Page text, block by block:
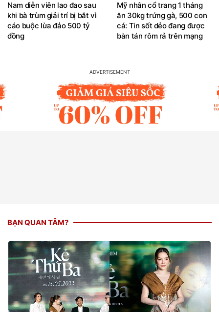
Nam diễn viên lao đao sau
khi bà trùm giải trí bị bắt vì
cáo buộc lừa đảo 500 tỷ
đồng
Mỹ nhân cổ trang 1 tháng
ăn 30kg trứng gà, 500 con
cá: Tin sốt dẻo đang được
bàn tán rôm rả trên mạng
BẠN QUAN TÂM?